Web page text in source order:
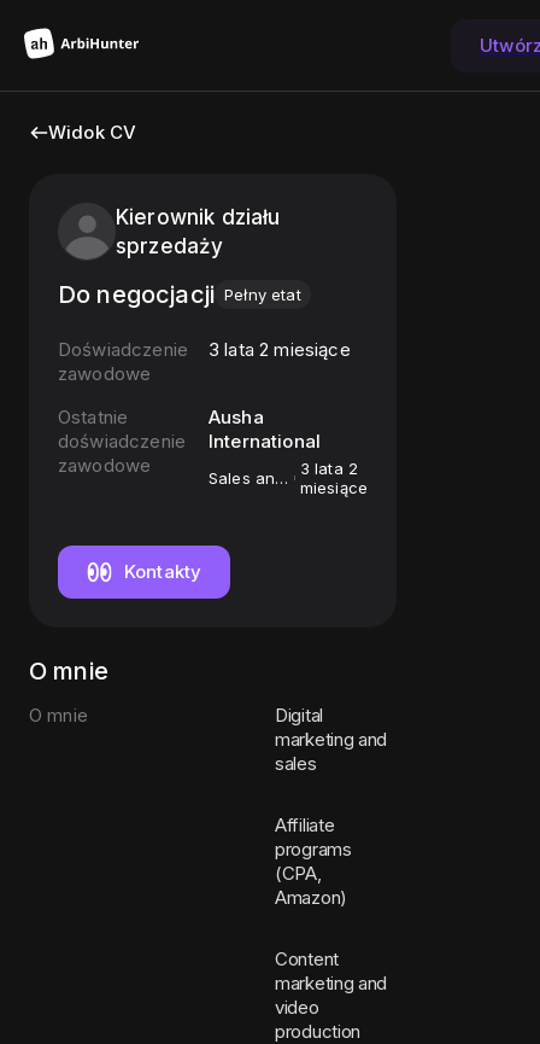
Widok CV
Kierownik działu
sprzedaży
Do negocjacji Pełny etat
Doświadczenie
zawodowe
3 lata 2 miesiące
Ostatnie
doświadczenie
zawodowe
Ausha
International
Sales and
Assistant
3 lata 2
miesiące
Kontakty
O mnie
O mnie
Digital
marketing and
sales
Affiliate
programs
(CPA,
Amazon)
Content
marketing and
video
production